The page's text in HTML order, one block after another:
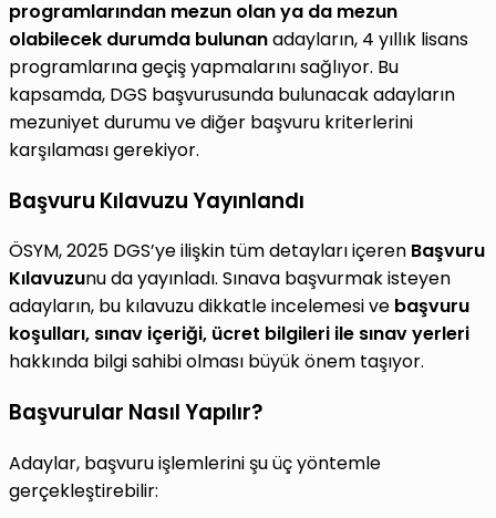
programlarından mezun olan ya da mezun
olabilecek durumda bulunanadayların, 4 yıllık lisans
programlarına geçiş yapmalarını sağlıyor. Bu
kapsamda, DGS başvurusunda bulunacak adayların
mezuniyet durumu ve diğer başvuru kriterlerini
karşılaması gerekiyor.
Başvuru Kılavuzu Yayınlandı
ÖSYM, 2025 DGS’ye ilişkin tüm detayları içeren Başvuru
Kılavuzunu da yayınladı. Sınava başvurmak isteyen
adayların, bu kılavuzu dikkatle incelemesi ve başvuru
koşulları, sınav içeriği, ücret bilgileri ile sınav yerleri
hakkında bilgi sahibi olması büyük önem taşıyor.
Başvurular Nasıl Yapılır?
Adaylar, başvuru işlemlerini şu üç yöntemle
gerçekleştirebilir: